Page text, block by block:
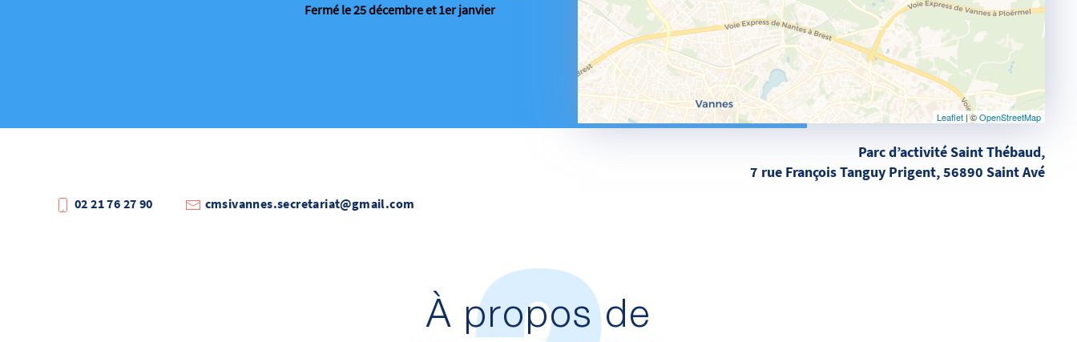
Fermé le 25 décembre et 1er janvier
Leaflet | ©OpenStreetMap
Parc d’activité Saint Thébaud,
7 rue François Tanguy Prigent, 56890 Saint Avé
02 21 76 27 90 cmsivannes.secretariat@gmail.com
À propos de